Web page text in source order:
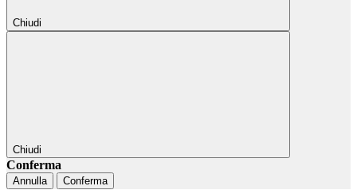
Chiudi
Chiudi
Conferma
Annulla Conferma